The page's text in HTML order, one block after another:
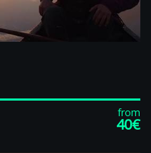
from
40€